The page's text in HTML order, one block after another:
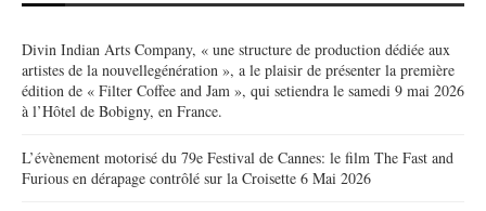
Divin Indian Arts Company, « une structure de production dédiée aux
artistes de la nouvellegénération », a le plaisir de présenter la première
édition de « Filter Coffee and Jam », qui setiendra le samedi 9 mai 2026
à l’Hôtel de Bobigny, en France.
L’évènement motorisé du 79e Festival de Cannes: le film The Fast and
Furious en dérapage contrôlé sur la Croisette 6 Mai 2026